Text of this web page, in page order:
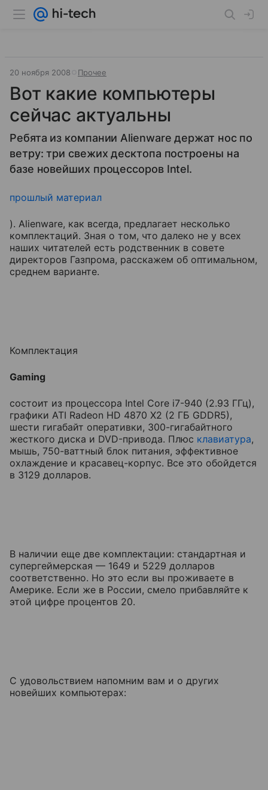
20 ноября 2008 Прочее
Вот какие компьютеры
сейчас актуальны
Ребята из компании Alienware держат нос по
ветру: три свежих десктопа построены на
базе новейших процессоров Intel.
прошлый материал
). Alienware, как всегда, предлагает несколько
комплектаций. Зная о том, что далеко не у всех
наших читателей есть родственник в совете
директоров Газпрома, расскажем об оптимальном,
среднем варианте.
Комплектация
Gaming
состоит из процессора Intel Core i7-940 (2.93 ГГц),
графики ATI Radeon HD 4870 X2 (2 ГБ GDDR5),
шести гигабайт оперативки, 300-гигабайтного
жесткого диска и DVD-привода. Плюс клавиатура,
мышь, 750-ваттный блок питания, эффективное
охлаждение и красавец-корпус. Все это обойдется
в 3129 долларов.
В наличии еще две комплектации: стандартная и
супергеймерская — 1649 и 5229 долларов
соответственно. Но это если вы проживаете в
Америке. Если же в России, смело прибавляйте к
этой цифре процентов 20.
С удовольствием напомним вам и о других
новейших компьютерах: